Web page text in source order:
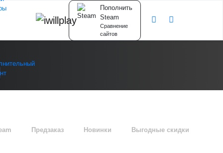
Пополнить
Steam
Сравнение
сайтов
Предзаказ Новинки Выгодные скидки